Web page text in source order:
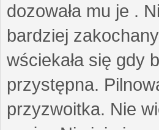
dozowała mu je .
bardziej
wściekała się gdy
przystępna.
przyzwoitka. Nie